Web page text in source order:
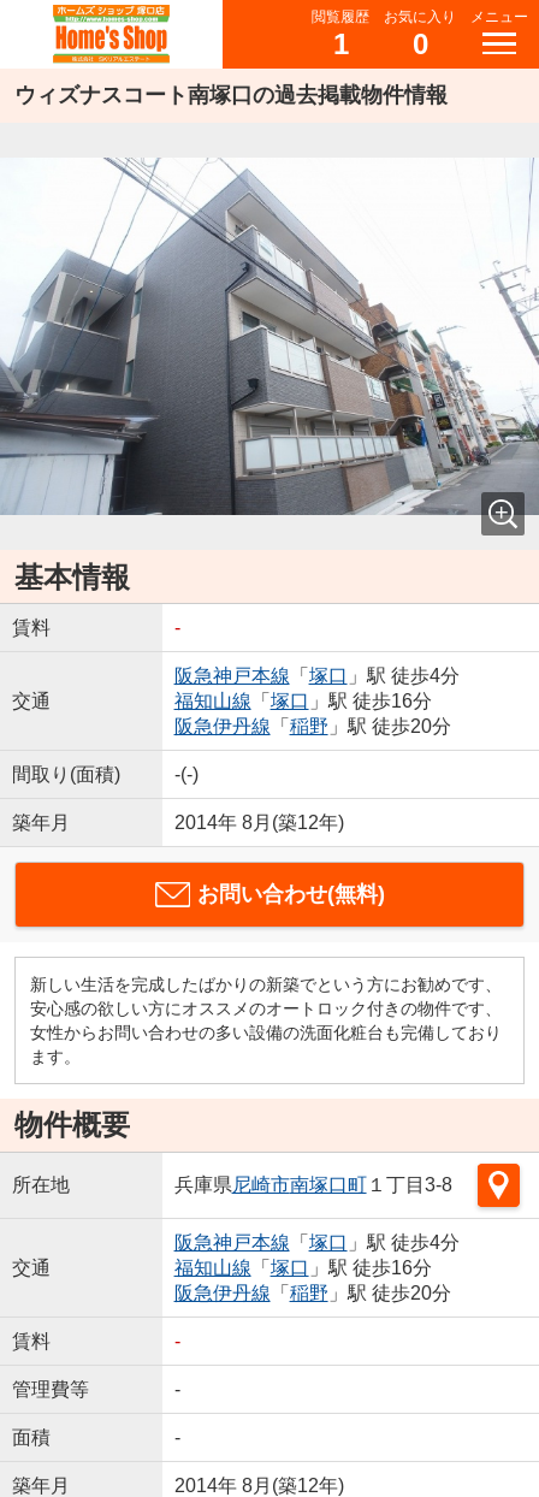
閲覧履歴
1
お気に入り
0
メニュー
ウィズナスコート南塚口の過去掲載物件情報
基本情報
賃料 -
交通
阪急神戸本線 「 塚口 」駅 徒歩4分
福知山線 「 塚口 」駅 徒歩16分
阪急伊丹線 「 稲野 」駅 徒歩20分
間取り(面積) -(-)
築年月 2014年 8月(築12年)
お問い合わせ(無料)
新しい生活を完成したばかりの新築でという方にお勧めです、
安心感の欲しい方にオススメのオートロック付きの物件です、
女性からお問い合わせの多い設備の洗面化粧台も完備しており
ます。
物件概要
所在地 兵庫県尼崎市南塚口町１丁目3-8
交通
阪急神戸本線 「 塚口 」駅 徒歩4分
福知山線 「 塚口 」駅 徒歩16分
阪急伊丹線 「 稲野 」駅 徒歩20分
賃料 -
管理費等 -
面積 -
築年月 2014年 8月(築12年)